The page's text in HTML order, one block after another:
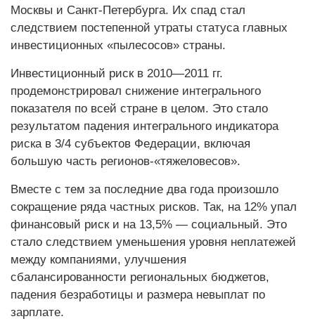
Москвы и Санкт-Петербурга. Их спад стал
следствием постепенной утраты статуса главных
инвестиционных «пылесосов» страны.
Инвестиционный риск в 2010—2011 гг.
продемонстрировал снижение интегрального
показателя по всей стране в целом. Это стало
результатом падения интегрального индикатора
риска в 3/4 субъектов Федерации, включая
большую часть регионов-«тяжеловесов».
Вместе с тем за последние два года произошло
сокращение ряда частных рисков. Так, на 12% упал
финансовый риск и на 13,5% — социальный. Это
стало следствием уменьшения уровня неплатежей
между компаниями, улучшения
сбалансированности региональных бюджетов,
падения безработицы и размера невыплат по
зарплате.